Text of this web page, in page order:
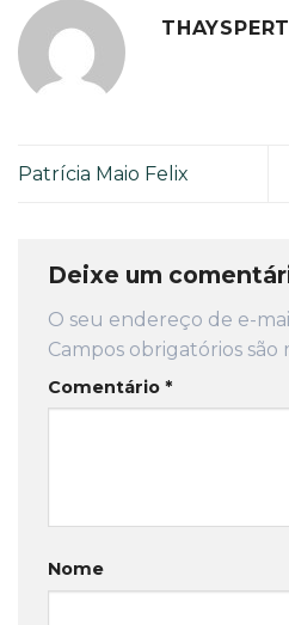
Patrícia Maio Felix
Deixe um
O seu endereço de e-
Campos obrigatórios são
Comentário *
Nome